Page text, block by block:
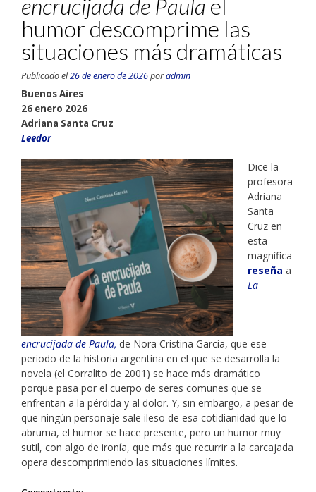
encrucijada de Paula el
humor descomprime las
situaciones más dramáticas
Publicado el26 de enero de 2026poradmin
Buenos Aires
26 enero 2026
Adriana Santa Cruz
Leedor
Dice la
profesora
Adriana
Santa
Cruz en
esta
magnífica
reseña a
La
encrucijada de Paula, de Nora Cristina Garcia, que ese
periodo de la historia argentina en el que se desarrolla la
novela (el Corralito de 2001) se hace más dramático
porque pasa por el cuerpo de seres comunes que se
enfrentan a la pérdida y al dolor. Y, sin embargo, a pesar de
que ningún personaje sale ileso de esa cotidianidad que lo
abruma, el humor se hace presente, pero un humor muy
sutil, con algo de ironía, que más que recurrir a la carcajada
opera descomprimiendo las situaciones límites.